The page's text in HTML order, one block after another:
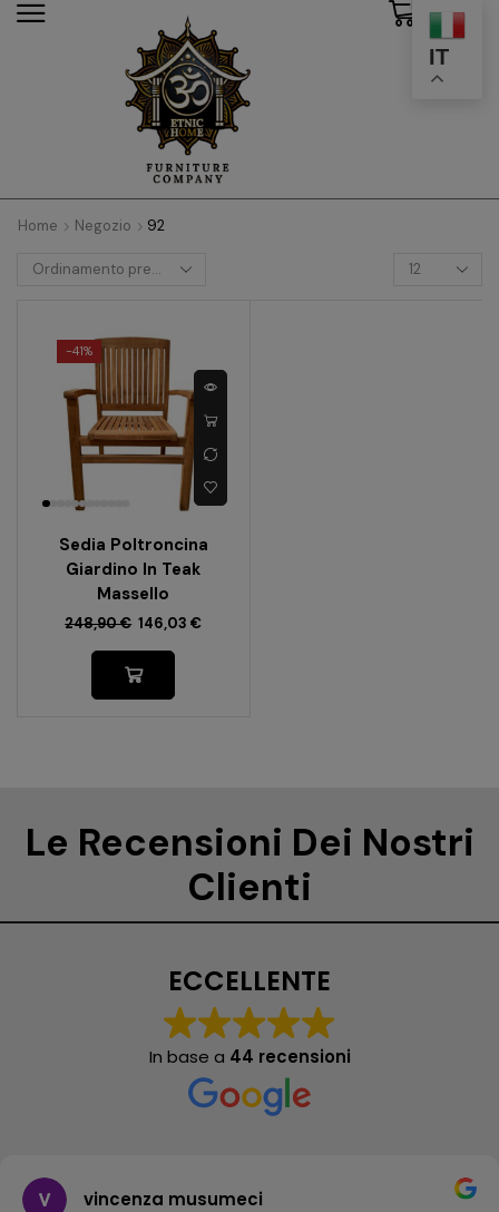
IT
Home Negozio 92
-41%
Sedia Poltroncina
Giardino In Teak
Massello
248,90€ 146,03€
Le Recensioni Dei Nostri
Clienti
ECCELLENTE
In base a 44 recensioni
vincenza musumeci